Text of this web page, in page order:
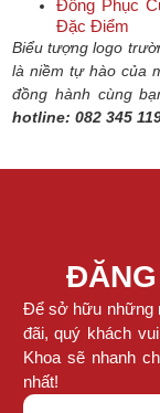
Đồng Phục
Đặc Điểm
Biểu tượng logo
là niềm tự hào của
đồng hành cùng
hotline: 082 345
Để sở hữu những
đãi, quý khách
Khoa sẽ nhanh
nhất!